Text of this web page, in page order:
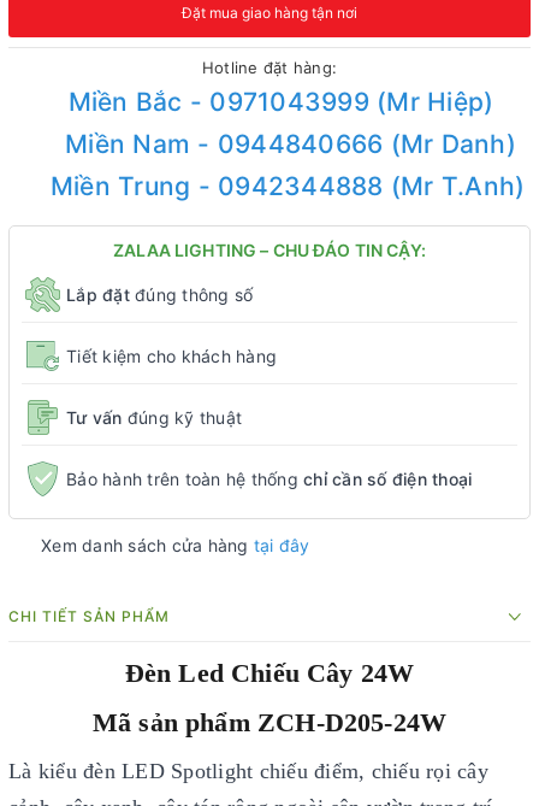
Đặt mua giao hàng tận nơi
Hotline đặt hàng:
Miền Bắc - 0971043999 (Mr Hiệp)
Miền Nam - 0944840666 (Mr Danh)
Miền Trung - 0942344888 (Mr T.Anh)
ZALAA LIGHTING – CHU ĐÁO TIN CẬY:
Lắp đặtđúng thông số
Tiết kiệm cho khách hàng
Tư vấn đúng kỹ thuật
Bảo hành trên toàn hệ thống chỉ cần số điện thoại
Xem danh sách cửa hàng tại đây
CHI TIẾT SẢN PHẨM
Đèn Led Chiếu Cây 24W
Mã sản phẩm ZCH-D205-24W
Là kiểu đèn LED Spotlight chiếu điểm, chiếu rọi cây